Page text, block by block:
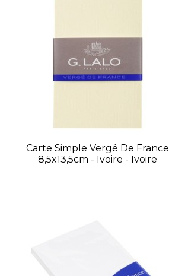
Carte Simple Vergé De France
8,5x13,5cm - Ivoire - Ivoire